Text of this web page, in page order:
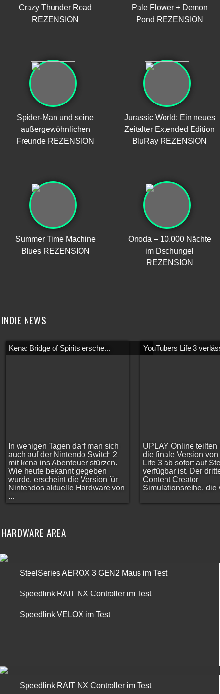
Crazy Thunder Road
REZENSION
Pale Flower + Demon
Pond REZENSION
Spider-Man und seine
außergewöhnlichen
Freunde REZENSION
Jurassic World: Ein neues
Zeitalter Extended Edition
BluRay REZENSION
Summer Time Machine
Blues REZENSION
Onoda – 10.000 Nächte
im Dschungel
REZENSION
INDIE NEWS
Kena: Bridge of Spirits ersche...
In wenigen Tagen darf man sich
auch auf der Nintendo Switch 2
mit kena ins Abenteuer stürzen.
Wie heute bekannt gegeben
wurde, erscheint die Version für
Nintendos aktuelle Hardware von
...
YouTubers Life 3
UPLAY Online teilten
die finale Version von
Life 3 ab sofort auf
verfügbar ist. Der
Content Creator
Simulationsreihe, die
HARDWARE AREA
SteelSeries AEROX 3 GEN2 Maus im Test
Speedlink RAIT NX Controller im Test
Speedlink VELOX im Test
Speedlink RAIT NX Controller im Test